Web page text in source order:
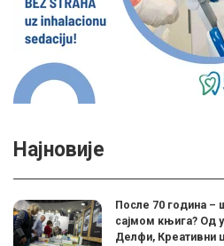
Најновије
После 70 година –
сајмом књига? Од
Делфи, Креативни